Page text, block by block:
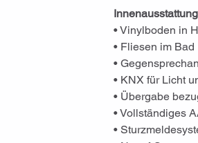
Innenausstattung
• Vinylboden in
• Fliesen im Bad
•
• KNX für Licht
• Übergabe
• Vollständiges
•